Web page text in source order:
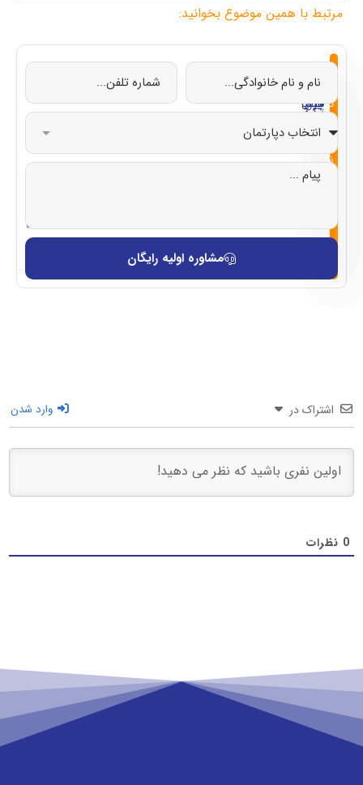
مرتبط با همین موضوع بخوانید:
از
صفر
تا
با
شماییم
تحصیل
ترکیه
در
ایتالیا
در
چین
در
قبرس
مشاوره اولیه رایگان
اشتراک در وارد شدن
0 نظرات